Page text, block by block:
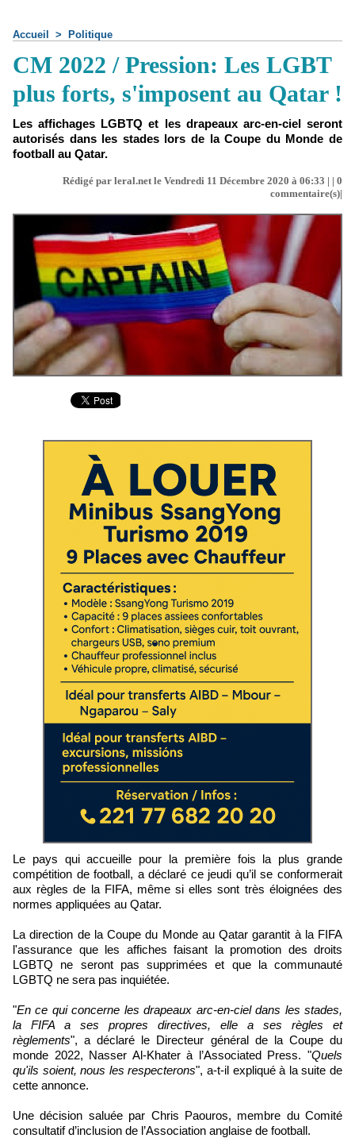
Accueil > Politique
CM 2022 / Pression: Les LGBT
plus forts, s'imposent au Qatar !
Les affichages LGBTQ et les drapeaux arc-en-ciel seront
autorisés dans les stades lors de la Coupe du Monde de
football au Qatar.
Rédigé par leral.net le Vendredi 11 Décembre 2020 à 06:33 | | 0
commentaire(s)|
Le pays qui accueille pour la première fois la plus grande
compétition de football, a déclaré ce jeudi qu’il se conformerait
aux règles de la FIFA, même si elles sont très éloignées des
normes appliquées au Qatar.
La direction de la Coupe du Monde au Qatar garantit à la FIFA
l'assurance que les affiches faisant la promotion des droits
LGBTQ ne seront pas supprimées et que la communauté
LGBTQ ne sera pas inquiétée.
"En ce qui concerne les drapeaux arc-en-ciel dans les stades,
la FIFA a ses propres directives, elle a ses règles et
règlements", a déclaré le Directeur général de la Coupe du
monde 2022, Nasser Al-Khater à l’Associated Press. "Quels
qu'ils soient, nous les respecterons", a-t-il expliqué à la suite de
cette annonce.
Une décision saluée par Chris Paouros, membre du Comité
consultatif d’inclusion de l’Association anglaise de football.